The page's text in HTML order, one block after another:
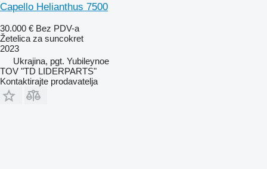
Capello Helianthus 7500
30.000 € Bez PDV-a
Žetelica za suncokret
2023
Ukrajina, pgt. Yubileynoe
TOV "TD LIDERPARTS"
Kontaktirajte prodavatelja